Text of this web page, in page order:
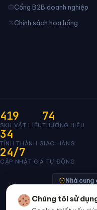
Cổng B2B doanh nghiệp
Chính sách hoa hồng
419
SKU VẬT LIỆU
74
THƯƠNG HIỆU
34
TỈNH THÀNH GIAO HÀNG
24/7
CẬP NHẬT GIÁ TỰ ĐỘNG
Nhà cung
Đã
Chúng tôi sử